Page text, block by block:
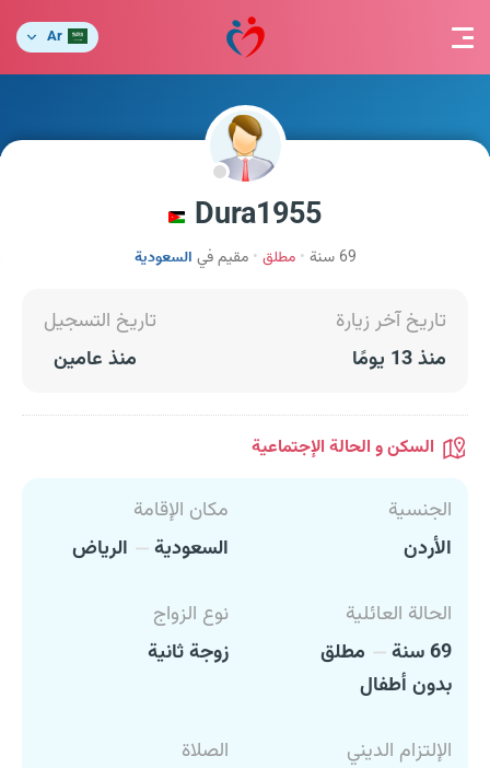
Ar
Dura1955
69 سنة مطلق مقيم في السعودية
تاريخ آخر زيارة
منذ 13 يومًا
تاريخ التسجيل
منذ عامين
السكن و الحالة الإجتماعية
الجنسية
الأردن
مكان الإقامة
السعودية
الرياض
الحالة العائلية
69 سنة
مطلق
بدون أطفال
نوع الزواج
زوجة ثانية
الإلتزام الديني
الصلاة